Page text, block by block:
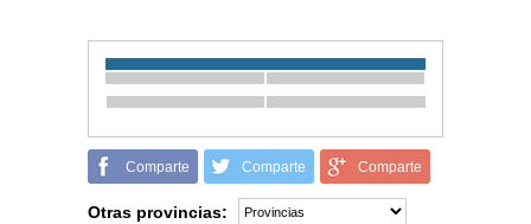
Comparte Comparte Comparte
Otras provincias: